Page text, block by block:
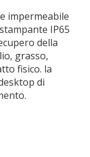
impermeabile
IP65
della
grasso,
fisico. la
di